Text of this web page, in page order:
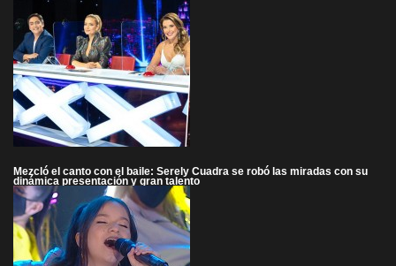
Mezcló el canto con el baile: Serely Cuadra se robó las miradas con su
dinámica presentación y gran talento